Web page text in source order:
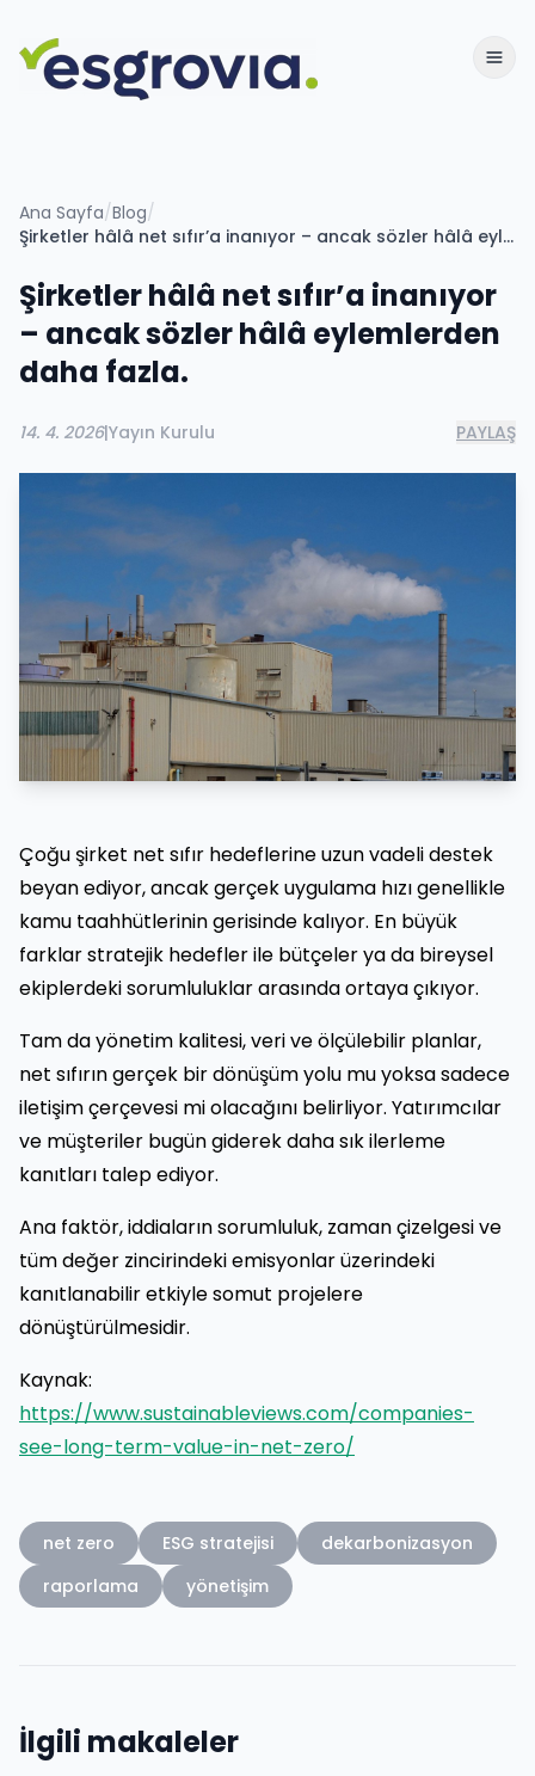
Ana Sayfa/Blog/
Şirketler hâlâ net sıfır’a inanıyor – ancak sözler hâlâ eylemlerden daha fazla.
Şirketler hâlâ net sıfır’a inanıyor
– ancak sözler hâlâ eylemlerden
daha fazla.
14. 4. 2026|Yayın Kurulu PAYLAŞ
Çoğu şirket net sıfır hedeflerine uzun vadeli destek
beyan ediyor, ancak gerçek uygulama hızı genellikle
kamu taahhütlerinin gerisinde kalıyor. En büyük
farklar stratejik hedefler ile bütçeler ya da bireysel
ekiplerdeki sorumluluklar arasında ortaya çıkıyor.
Tam da yönetim kalitesi, veri ve ölçülebilir planlar,
net sıfırın gerçek bir dönüşüm yolu mu yoksa sadece
iletişim çerçevesi mi olacağını belirliyor. Yatırımcılar
ve müşteriler bugün giderek daha sık ilerleme
kanıtları talep ediyor.
Ana faktör, iddiaların sorumluluk, zaman çizelgesi ve
tüm değer zincirindeki emisyonlar üzerindeki
kanıtlanabilir etkiyle somut projelere
dönüştürülmesidir.
Kaynak:
https://www.sustainableviews.com/companies-
see-long-term-value-in-net-zero/
net zero ESG stratejisi
dekarbonizasyon
raporlama
yönetişim
İlgili makaleler